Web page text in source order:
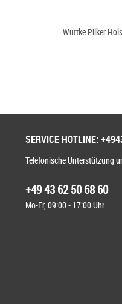
Wuttke Pilker
SERVICE HOTLINE:
Telefonische Unterstützung
+49 43 62 50 68 60
Mo-Fr, 09:00 - 17:00 Uhr